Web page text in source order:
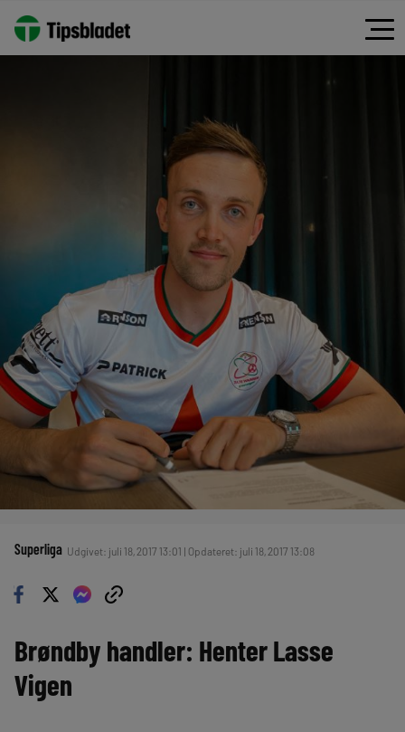
Superliga Udgivet: juli 18, 2017 13:01 | Opdateret: juli 18, 2017 13:08
Brøndby handler: Henter Lasse
Vigen